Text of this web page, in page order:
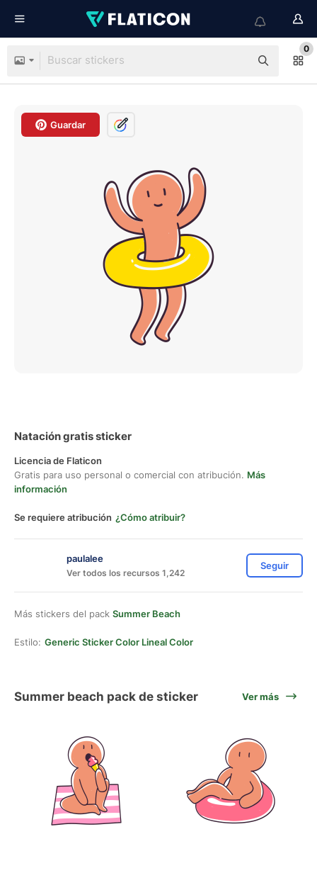
0
Guardar
Natación gratis sticker
Licencia de Flaticon
Gratis para uso personal o comercial con atribución. Más
información
Se requiere atribución ¿Cómo atribuir?
paulalee
Ver todos los recursos 1,242
Seguir
Más stickers del pack Summer Beach
Estilo: Generic Sticker Color Lineal Color
Summer beach pack de sticker Ver más